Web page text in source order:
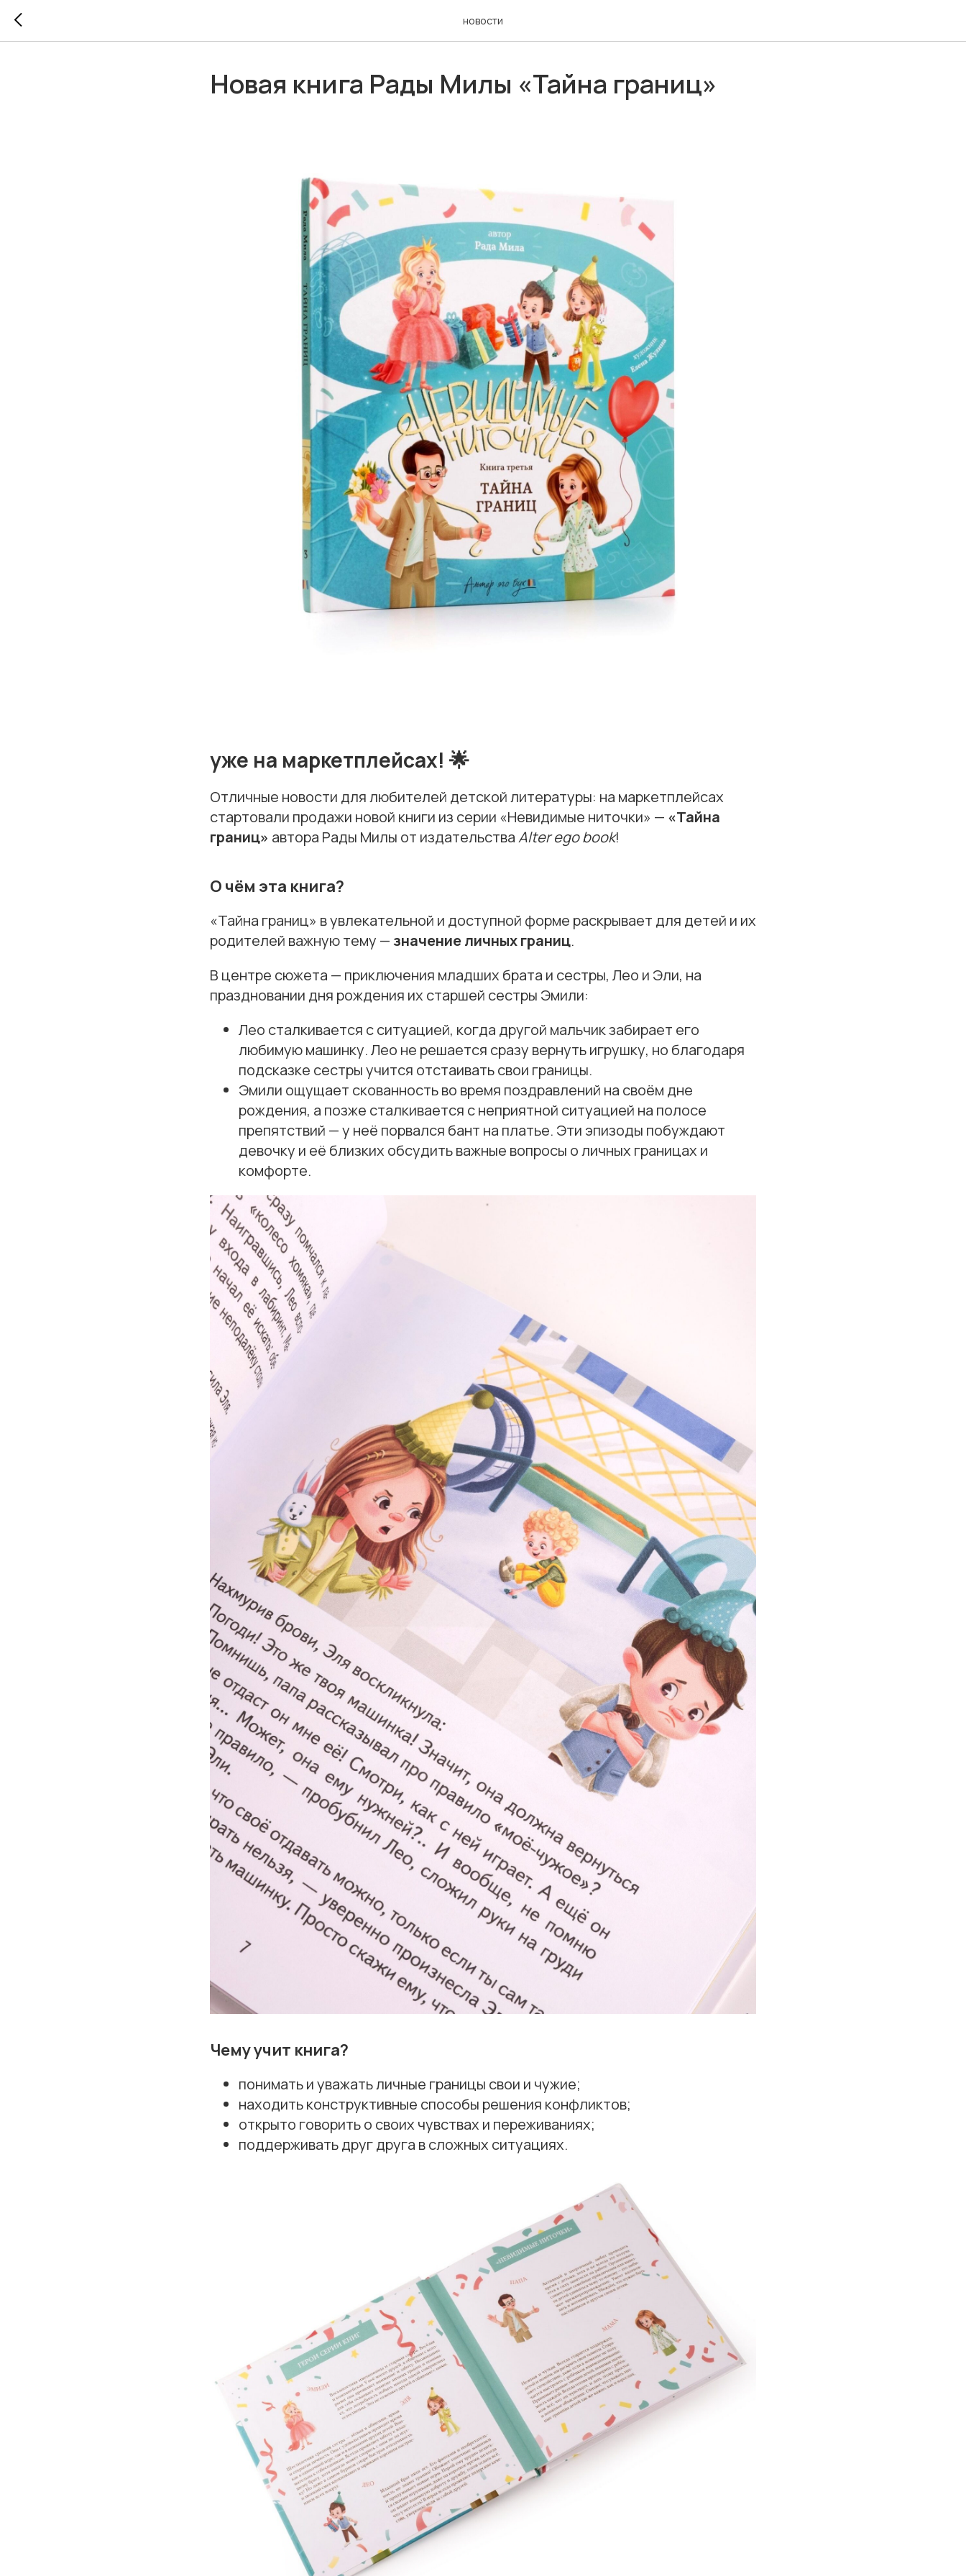
новости
Новая книга Рады Милы «Тайна границ»
уже на маркетплейсах! 🌟
Отличные новости для любителей детской литературы: на маркетплейсах
стартовали продажи новой книги из серии «Невидимые ниточки» — «Тайна
границ» автора Рады Милы от издательстваAlter ego book!
О чём эта книга?
«Тайна границ» в увлекательной и доступной форме раскрывает для детей и их
родителей важную тему —значение личных границ.
В центре сюжета — приключения младших брата и сестры, Лео и Эли, на
праздновании дня рождения их старшей сестры Эмили:
Лео сталкивается с ситуацией, когда другой мальчик забирает его
любимую машинку. Лео не решается сразу вернуть игрушку, но благодаря
подсказке сестры учится отстаивать свои границы.
Эмили ощущает скованность во время поздравлений на своём дне
рождения, а позже сталкивается с неприятной ситуацией на полосе
препятствий — у неё порвался бант на платье. Эти эпизоды побуждают
девочку и её близких обсудить важные вопросы о личных границах и
комфорте.
Чему учит книга?
понимать и уважать личные границы свои и чужие;
находить конструктивные способы решения конфликтов;
открыто говорить о своих чувствах и переживаниях;
поддерживать друг друга в сложных ситуациях.